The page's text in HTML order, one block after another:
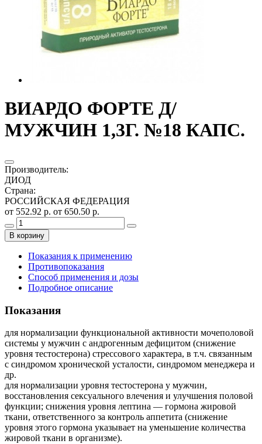
ВИАРДО ФОРТЕ Д/
МУЖЧИН 1,3Г. №18 КАПС.
Производитель:
ДИОД
Страна:
РОССИЙСКАЯ ФЕДЕРАЦИЯ
от 552.92 р. от 650.50 р.
В корзину
Показания к применению
Противопоказания
Способ применения и дозы
Подробное описание
Показания
для нормализации функциональной активности мочеполовой
системы у мужчин с андрогенным дефицитом (снижение
уровня тестостерона) стрессового характера, в т.ч. связанным
с синдромом хронической усталости, синдромом менеджера и
др.
для нормализации уровня тестостерона у мужчин,
восстановления сексуального влечения и улучшения половой
функции; снижения уровня лептина — гормона жировой
ткани, ответственного за контроль аппетита (снижение
уровня этого гормона указывает на уменьшение количества
жировой ткани в организме).